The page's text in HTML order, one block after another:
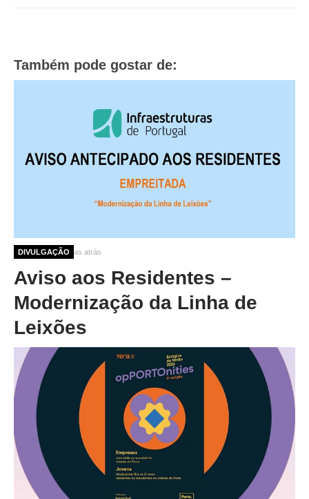
Também pode gostar de:
DIVULGAÇÃO
2 meses 3 semanas atrás
Aviso aos Residentes –
Modernização da Linha de
Leixões